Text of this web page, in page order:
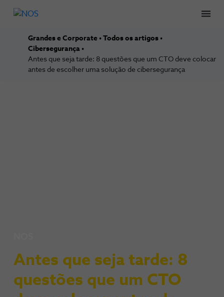
Grandes e Corporate
Todos os artigos
Cibersegurança
Antes que seja tarde: 8 questões que um CTO deve colocar
antes de escolher uma solução de cibersegurança
Antes que seja tarde: 8
questões que um CTO